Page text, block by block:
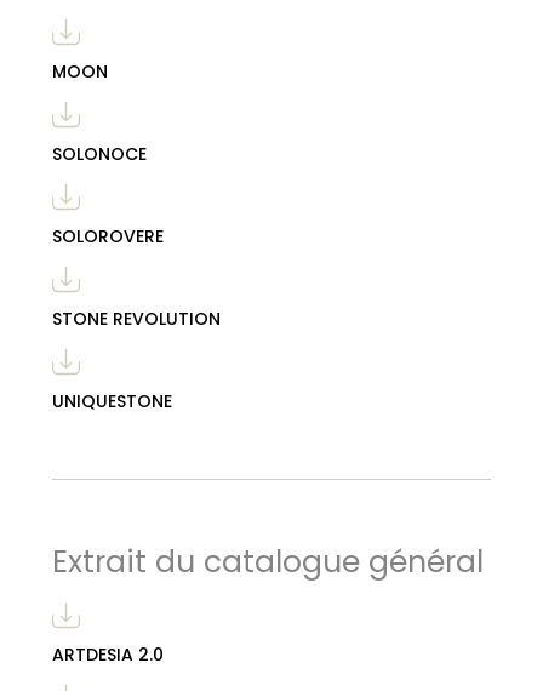
MOON
SOLONOCE
SOLOROVERE
STONE REVOLUTION
UNIQUESTONE
Extrait du catalogue général
ARTDESIA 2.0